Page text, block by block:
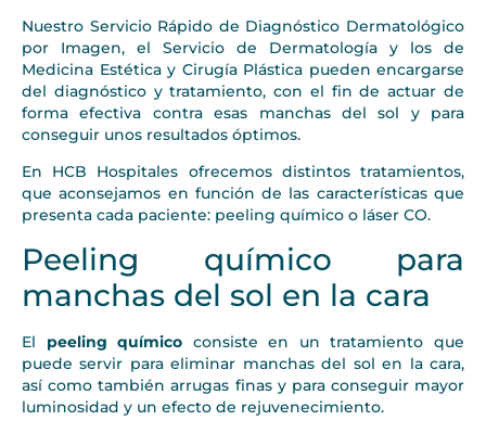
Nuestro Servicio Rápido de Diagnóstico Dermatológico
por Imagen, el Servicio de Dermatología y los de
Medicina Estética y Cirugía Plástica pueden encargarse
del diagnóstico y tratamiento, con el fin de actuar de
forma efectiva contra esas manchas del sol y para
conseguir unos resultados óptimos.
En HCB Hospitales ofrecemos distintos tratamientos,
que aconsejamos en función de las características que
presenta cada paciente: peeling químico o láser CO.
Peeling químico para
manchas del sol en la cara
El peeling químico consiste en un tratamiento que
puede servir para eliminar manchas del sol en la cara,
así como también arrugas finas y para conseguir mayor
luminosidad y un efecto de rejuvenecimiento.